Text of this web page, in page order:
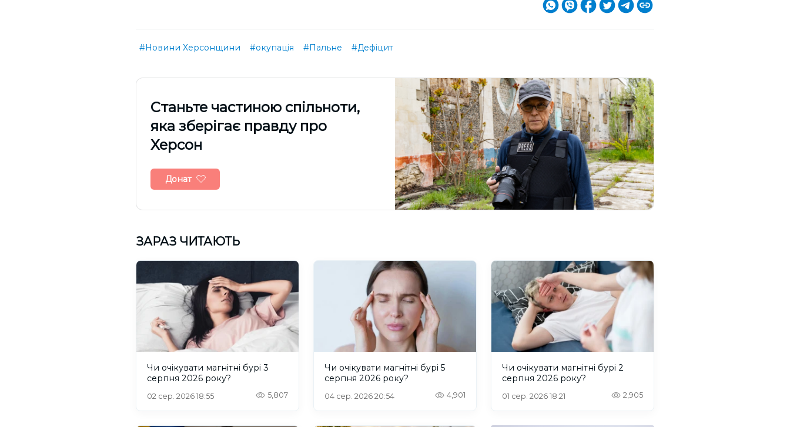
#Новини Херсонщини #окупація #Пальне #Дефіцит
Cтаньте частиною спільноти,
яка зберігає правду про
Херсон
Донат
ЗАРАЗ ЧИТАЮТЬ
Чи очікувати магнітні бурі 3
серпня 2026 року?
02 сер. 2026 18:55 5,807
Чи очікувати магнітні бурі 5
серпня 2026 року?
04 сер. 2026 20:54 4,901
Чи очікувати магнітні бурі 2
серпня 2026 року?
01 сер. 2026 18:21 2,905